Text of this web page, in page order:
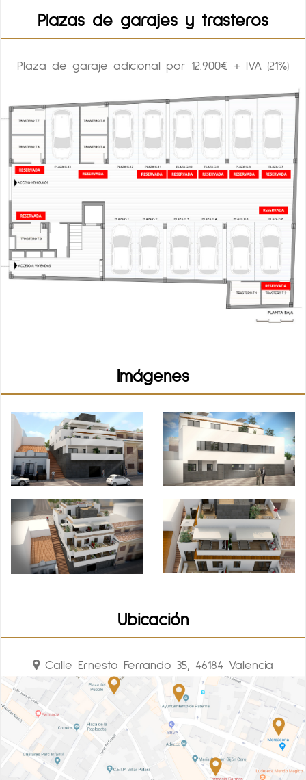
Plazas de garajes y trasteros
Plaza de garaje adicional por 12.900€ + IVA (21%)
Imágenes
Ubicación
Calle Ernesto Ferrando 35, 46184 Valencia